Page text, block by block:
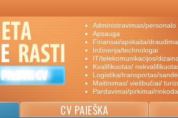
administravimas/
apsauga
finansai/apskaita/
inžinerija/technologai
IT/telekomunikacijos/
kvalifikuotas/
logistika/transportas/
maitinimas/ viešbučiai/
pardavimai/pirkimai/
CV PAIEŠKA